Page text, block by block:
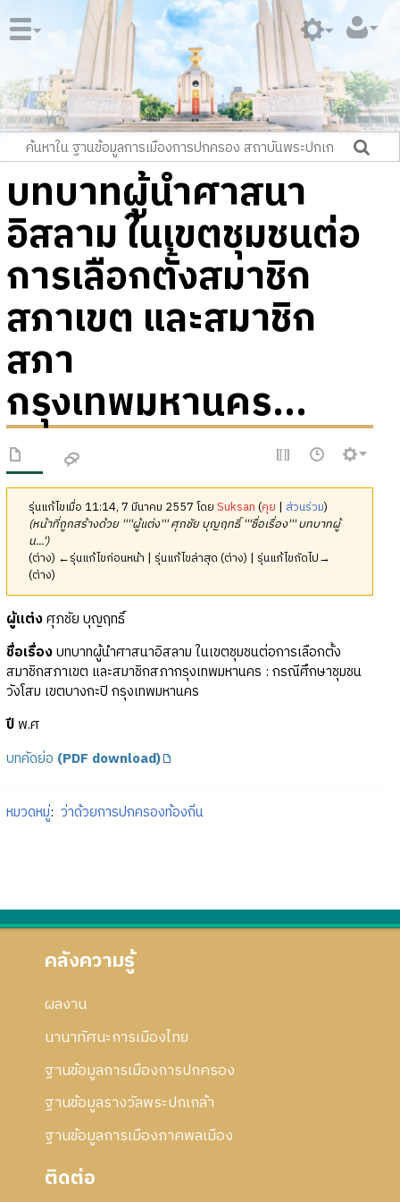
บทบาทผู้นำศาสนา
อิสลาม ในเขตชุมชนต่อ
การเลือกตั้งสมาชิก
สภาเขต และสมาชิก
สภา
กรุงเทพมหานคร...
รุ่นแก้ไขเมื่อ 11:14, 7 มีนาคม 2557 โดยSuksan (คุย | ส่วนร่วม)
(หน้าที่ถูกสร้างด้วย ''''ผู้แต่ง''' ศุภชัย บุญฤทธิ์ '''ชื่อเรื่อง''' บทบาทผู้
น...')
(ต่าง) ←รุ่นแก้ไขก่อนหน้า | รุ่นแก้ไขล่าสุด (ต่าง) | รุ่นแก้ไขถัดไป→
(ต่าง)
ผู้แต่งศุภชัย บุญฤทธิ์
ชื่อเรื่องบทบาทผู้นำศาสนาอิสลาม ในเขตชุมชนต่อการเลือกตั้ง
สมาชิกสภาเขต และสมาชิกสภากรุงเทพมหานคร : กรณีศึกษาชุมชน
วังโสม เขตบางกะปิ กรุงเทพมหานคร
ปีพ.ศ
บทคัดย่อ (PDF download)
หมวดหมู่: ว่าด้วยการปกครองท้องถิ่น
คลังความรู้
ผลงาน
นานาทัศนะการเมืองไทย
ฐานข้อมูลการเมืองการปกครอง
ฐานข้อมูลรางวัลพระปกเกล้า
ฐานข้อมูลการเมืองภาคพลเมือง
ติดต่อ